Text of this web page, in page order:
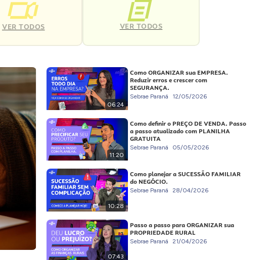
VER TODOS VER TODOS
06:24
Como ORGANIZAR sua EMPRESA.
Reduzir erros e crescer com
SEGURANÇA.
Sebrae Paraná 12/05/2026
11:20
Como definir o PREÇO DE VENDA. Passo
a passo atualizado com PLANILHA
GRATUITA
Sebrae Paraná 05/05/2026
10:28
Como planejar a SUCESSÃO FAMILIAR
do NEGÓCIO.
Sebrae Paraná 28/04/2026
07:43
Passo a passo para ORGANIZAR sua
PROPRIEDADE RURAL
Sebrae Paraná 21/04/2026